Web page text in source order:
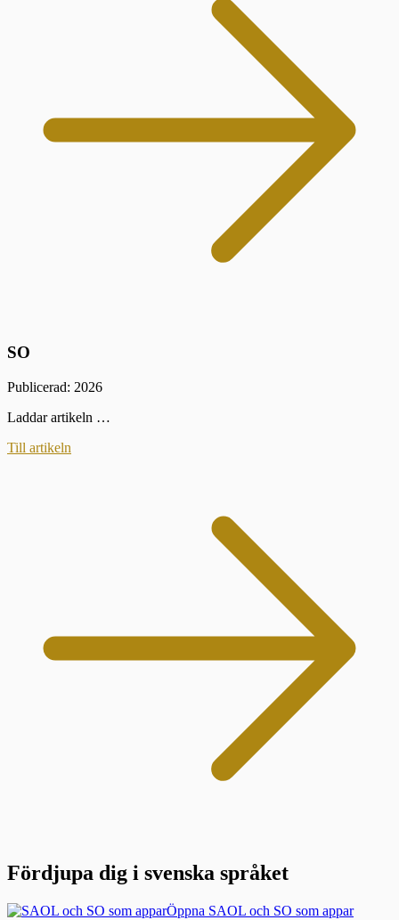
SO
Publicerad: 2026
Laddar artikeln …
Till artikeln
Fördjupa dig i svenska språket
Öppna SAOL och SO som appar